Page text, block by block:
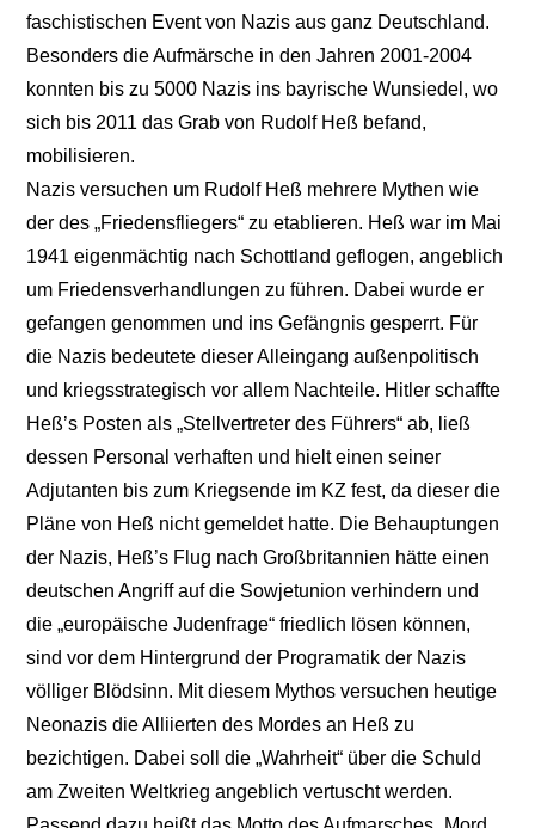
faschistischen Event von Nazis aus ganz Deutschland.
Besonders die Aufmärsche in den Jahren 2001-2004
konnten bis zu 5000 Nazis ins bayrische Wunsiedel, wo
sich bis 2011 das Grab von Rudolf Heß befand,
mobilisieren.
Nazis versuchen um Rudolf Heß mehrere Mythen wie
der des „Friedensfliegers“ zu etablieren. Heß war im Mai
1941 eigenmächtig nach Schottland geflogen, angeblich
um Friedensverhandlungen zu führen. Dabei wurde er
gefangen genommen und ins Gefängnis gesperrt. Für
die Nazis bedeutete dieser Alleingang außenpolitisch
und kriegsstrategisch vor allem Nachteile. Hitler schaffte
Heß’s Posten als „Stellvertreter des Führers“ ab, ließ
dessen Personal verhaften und hielt einen seiner
Adjutanten bis zum Kriegsende im KZ fest, da dieser die
Pläne von Heß nicht gemeldet hatte. Die Behauptungen
der Nazis, Heß’s Flug nach Großbritannien hätte einen
deutschen Angriff auf die Sowjetunion verhindern und
die „europäische Judenfrage“ friedlich lösen können,
sind vor dem Hintergrund der Programatik der Nazis
völliger Blödsinn. Mit diesem Mythos versuchen heutige
Neonazis die Alliierten des Mordes an Heß zu
bezichtigen. Dabei soll die „Wahrheit“ über die Schuld
am Zweiten Weltkrieg angeblich vertuscht werden.